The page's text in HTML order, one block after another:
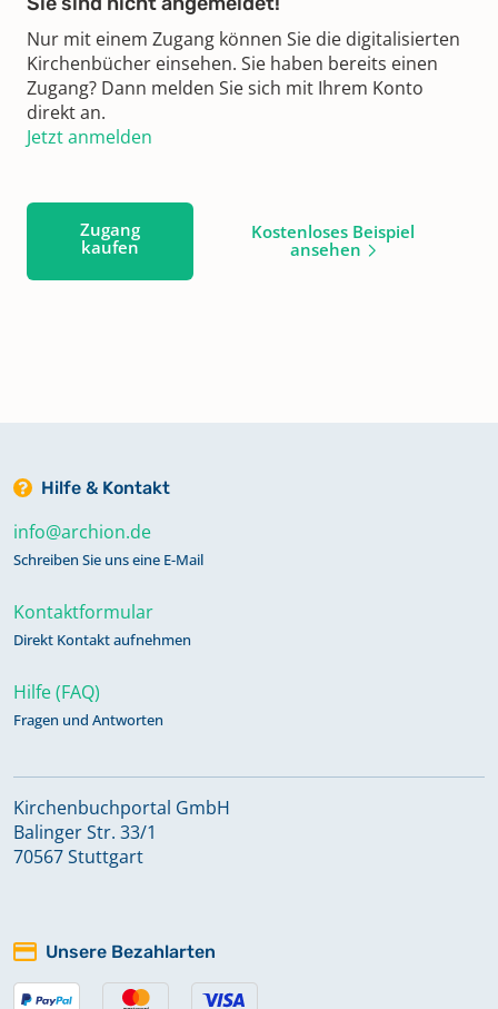
Nur mit einem Zugang können Sie die digitalisierten
Kirchenbücher einsehen. Sie haben bereits einen
Zugang? Dann melden Sie sich mit Ihrem Konto
direkt an.
Jetzt anmelden
Zugang
kaufen
Kostenloses Beispiel
ansehen
Hilfe & Kontakt
info@archion.de
Schreiben Sie uns eine E-Mail
Kontaktformular
Direkt Kontakt aufnehmen
Hilfe (FAQ)
Fragen und Antworten
Kirchenbuchportal GmbH
Balinger Str. 33/1
70567 Stuttgart
Unsere Bezahlarten